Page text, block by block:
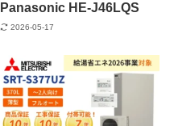
Panasonic HE-J46LQS
2026-05-17